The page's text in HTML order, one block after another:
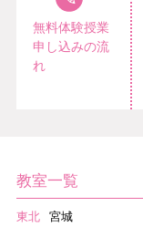
無料体験授業
申し込みの流
れ
教室一覧
東北
宮城